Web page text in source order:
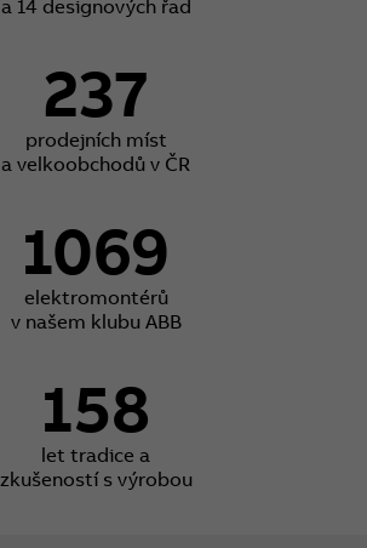
a 14 designových řad
237
prodejních míst
a velkoobchodů v ČR
1069
elektromontérů
v našem klubu ABB
158
let tradice a
zkušeností s výrobou